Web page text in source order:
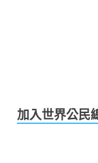
加入世界公民